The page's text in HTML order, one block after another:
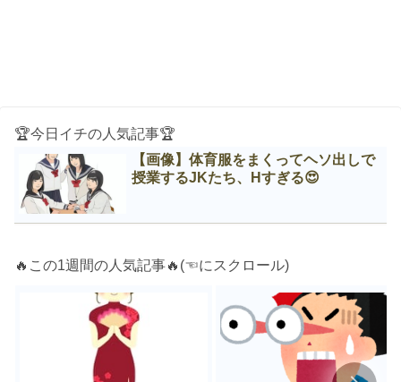
🏆今日イチの人気記事🏆
【画像】体育服をまくってヘソ出しで
授業するJKたち、Нすぎる😍
🔥この1週間の人気記事🔥(☜にスクロール)